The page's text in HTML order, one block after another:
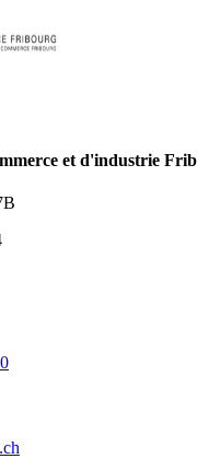
et d'industrie